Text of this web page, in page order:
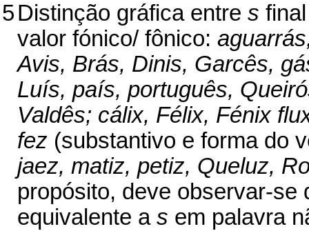
5Distinção gráfica entre s
valor fónico/ fônico:
Avis, Brás, Dinis, Garcês,
Luís, país, português,
Valdês; cálix, Félix, Fénix
fez (substantivo e forma do
jaez, matiz, petiz, Queluz,
propósito, deve observar-
equivalente a s em palavra